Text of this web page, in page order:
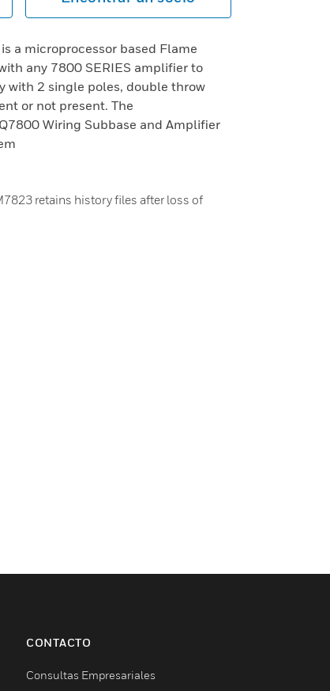
a microprocessor based Flame
any 7800 SERIES amplifier to
with 2 single poles, double throw
or not present. The
Wiring Subbase and Amplifier
retains history files after loss of
CONTACTO
Consultas Empresariales